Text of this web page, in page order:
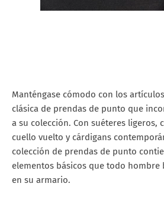
Manténgase cómodo con los
clásica de prendas de punto que
a su colección. Con suéteres ligeros,
cuello vuelto y cárdigans
colección de prendas de punto
elementos básicos que todo hombre
en su armario.